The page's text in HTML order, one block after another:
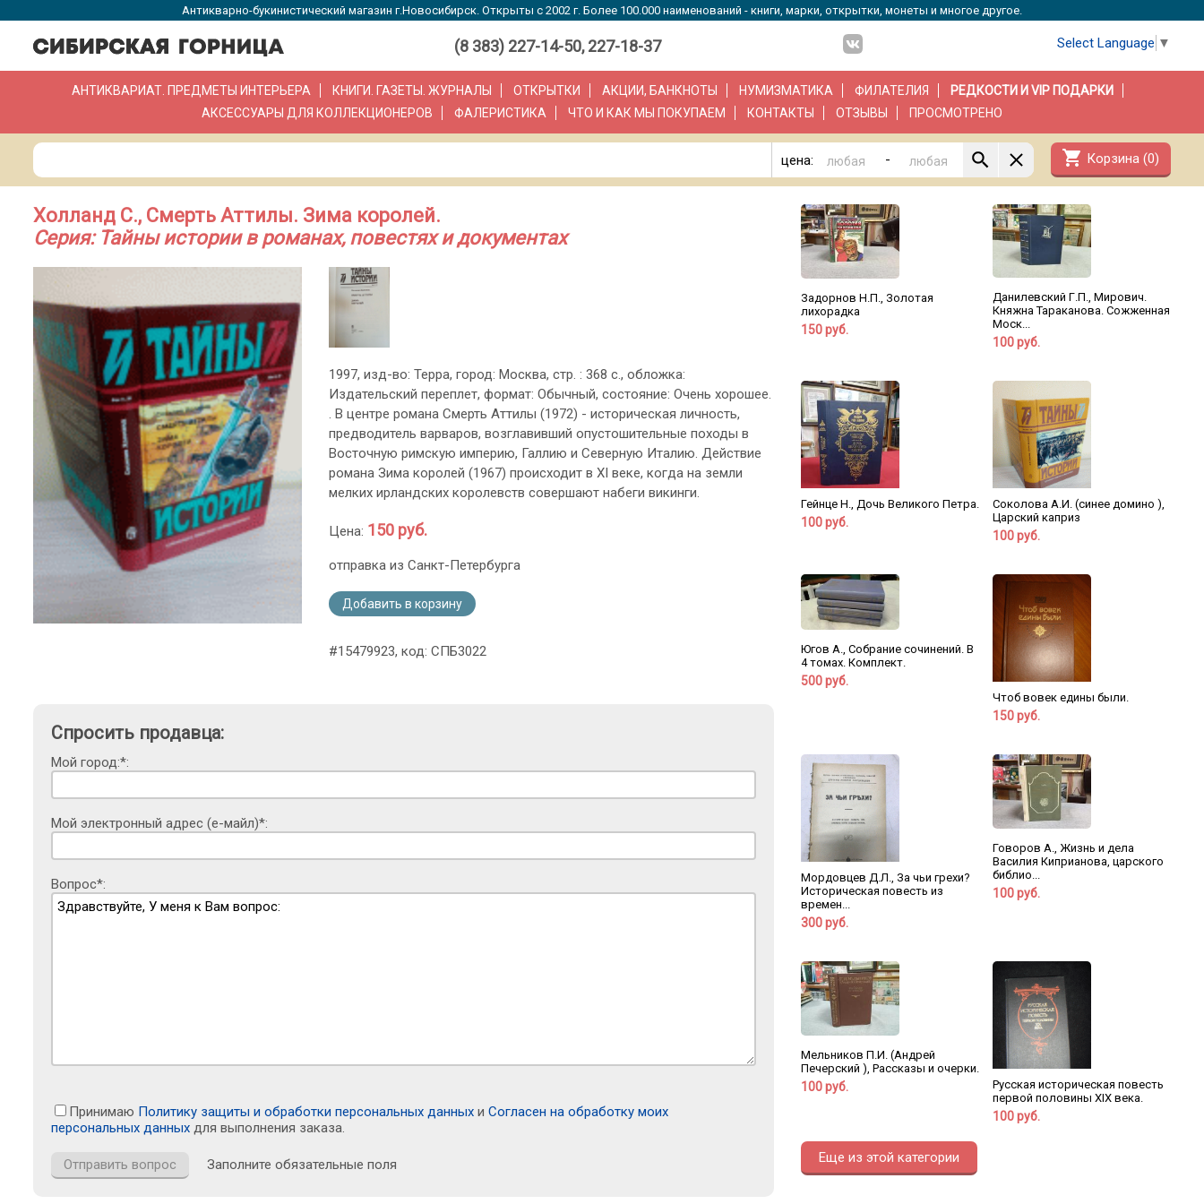
Антикварно-букинистический магазин г.Новосибирск. Открыты с 2002 г. Более 100.000 наименований - книги, марки, открытки, монеты и многое другое.
(8 383) 227-14-50, 227-18-37 Select Language ▼
АНТИКВАРИАТ. ПРЕДМЕТЫ ИНТЕРЬЕРА КНИГИ. ГАЗЕТЫ. ЖУРНАЛЫ ОТКРЫТКИ АКЦИИ, БАНКНОТЫ НУМИЗМАТИКА ФИЛАТЕЛИЯ
РЕДКОСТИ И VIP ПОДАРКИ
АКСЕССУАРЫ ДЛЯ КОЛЛЕКЦИОНЕРОВ
ФАЛЕРИСТИКА ЧТО И КАК МЫ ПОКУПАЕМ КОНТАКТЫ ОТЗЫВЫ ПРОСМОТРЕНО
цена: - shopping_cart Корзина (0)
Холланд С., Смерть Аттилы. Зима королей.
Серия: Тайны истории в романах, повестях и документах
1997, изд-во: Терра, город: Москва, стр. : 368 с., обложка:
Издательский переплет, формат: Обычный, состояние: Очень хорошее.
. В центре романа Смерть Аттилы (1972) - историческая личность,
предводитель варваров, возглавивший опустошительные походы в
Восточную римскую империю, Галлию и Северную Италию. Действие
романа Зима королей (1967) происходит в XI веке, когда на земли
мелких ирландских королевств совершают набеги викинги.
Цена: 150 руб.
отправка из Санкт-Петербурга
Добавить в корзину
#15479923, код: СПБ3022
Спросить продавца:
Мой город:*:
Мой электронный адрес (е-майл)*:
Вопрос*:
Принимаю Политику защиты и обработки персональных данных и Согласен на обработку моих
персональных данных для выполнения заказа.
Заполните обязательные поля
Задорнов Н.П., Золотая
лихорадка
150 руб.
Данилевский Г.П., Мирович.
Княжна Тараканова. Сожженная
Моск...
100 руб.
Гейнце Н., Дочь Великого Петра.
100 руб.
Соколова А.И. (синее домино ),
Царский каприз
100 руб.
Югов А., Собрание сочинений. В
4 томах. Комплект.
500 руб.
Чтоб вовек едины были.
150 руб.
Мордовцев Д.Л., За чьи грехи?
Историческая повесть из
времен...
300 руб.
Говоров А., Жизнь и дела
Василия Киприанова, царского
библио...
100 руб.
Мельников П.И. (Андрей
Печерский ), Рассказы и очерки.
100 руб.
Русская историческая повесть
первой половины XIX века.
100 руб.
Еще из этой категории